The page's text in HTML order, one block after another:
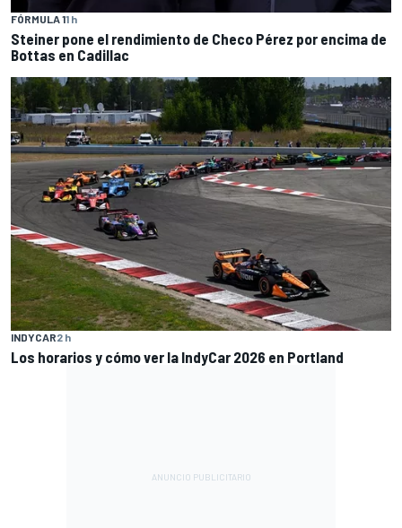
FÓRMULA 11 h
Steiner pone el rendimiento de Checo Pérez por encima de
Bottas en Cadillac
INDYCAR2 h
Los horarios y cómo ver la IndyCar 2026 en Portland